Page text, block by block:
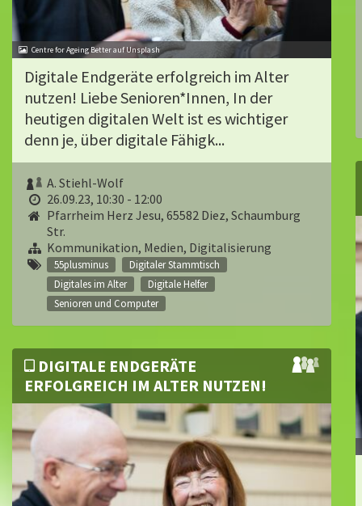
Centre for Ageing Better auf Unsplash
Digitale Endgeräte erfolgreich im Alter
nutzen! Liebe Senioren*Innen, In der
heutigen digitalen Welt ist es wichtiger
denn je, über digitale Fähigk...
A. Stiehl-Wolf
26.09.23, 10:30 - 12:00
Pfarrheim Herz Jesu, 65582 Diez, Schaumburg
Str.
Kommunikation, Medien, Digitalisierung
55plusminus
Digitaler Stammtisch
Digitales im Alter
Digitale Helfer
Senioren und Computer
DIGITALE ENDGERÄTE
ERFOLGREICH IM ALTER NUTZEN!